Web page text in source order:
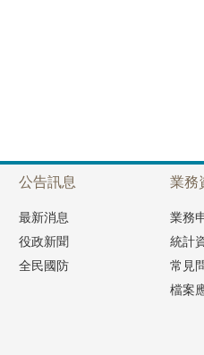
公告訊息
最新消息
役政新聞
全民國防
業務
業務
統計
常見
檔案